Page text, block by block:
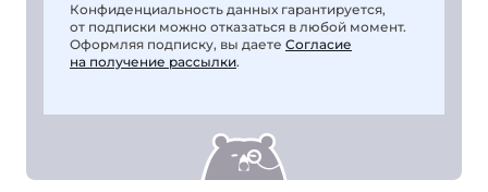
Конфиденциальность данных гарантируется,
от подписки можно отказаться в любой момент.
Оформляя подписку, вы даете Согласие
на получение рассылки.